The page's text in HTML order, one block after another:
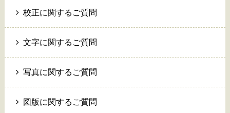
校正に関するご質問
文字に関するご質問
写真に関するご質問
図版に関するご質問